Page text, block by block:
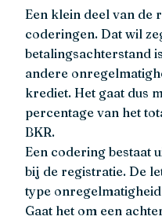
Een klein deel van de
coderingen. Dat wil
betalingsachterstand
andere
krediet. Het gaat dus
percentage van het
BKR.
Een codering bestaat
bij de registratie. De
type
Gaat het om een